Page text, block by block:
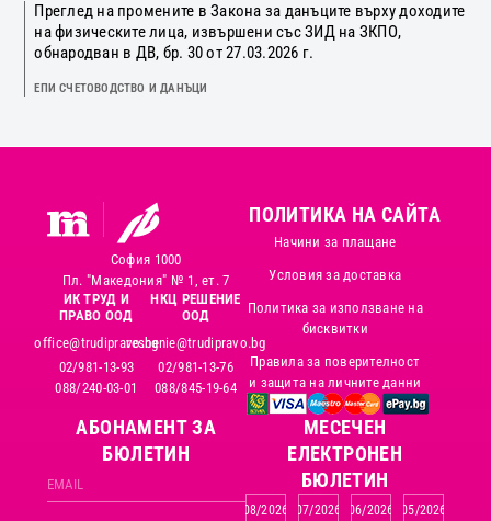
Преглед на промените в Закона за данъците върху доходите
на физическите лица, извършени със ЗИД на ЗКПО,
обнародван в ДВ, бр. 30 от 27.03.2026 г.
ЕПИ СЧЕТОВОДСТВО И ДАНЪЦИ
София 1000
Пл. "Македония" № 1, ет. 7
ИК ТРУД И
ПРАВО ООД
office@trudipravo.bg
02/981-13-93
088/240-03-01
НКЦ РЕШЕНИЕ
ООД
reshenie@trudipravo.bg
02/981-13-76
088/845-19-64
ПОЛИТИКА НА САЙТА
Начини за плащане
Условия за доставка
Политика за използване на
бисквитки
Правила за поверителност
и защита на личните данни
АБОНАМЕНТ ЗА
БЮЛЕТИН
MЕСЕЧЕН
ЕЛЕКТРОНЕН
БЮЛЕТИН
08/2026 07/2026 06/2026 05/2026